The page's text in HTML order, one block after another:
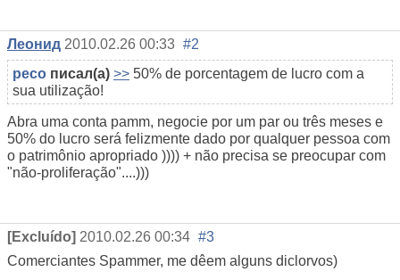
Леонид 2010.02.26 00:33 #2
peco писал(а) >> 50% de porcentagem de lucro com a
sua utilização!
Abra uma conta pamm, negocie por um par ou três meses e
50% do lucro será felizmente dado por qualquer pessoa com
o patrimônio apropriado )))) + não precisa se preocupar com
"não-proliferação"....)))
[Excluído] 2010.02.26 00:34 #3
Comerciantes Spammer, me dêem alguns diclorvos)